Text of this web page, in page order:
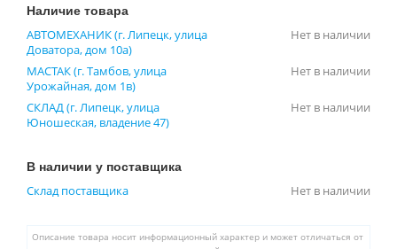
Наличие товара
АВТОМЕХАНИК (г. Липецк, улица
Доватора, дом 10а)
Нет в наличии
МАСТАК (г. Тамбов, улица
Урожайная, дом 1в)
Нет в наличии
СКЛАД (г. Липецк, улица
Юношеская, владение 47)
Нет в наличии
В наличии у поставщика
Склад поставщика Нет в наличии
Описание товара носит информационный характер и может отличаться от